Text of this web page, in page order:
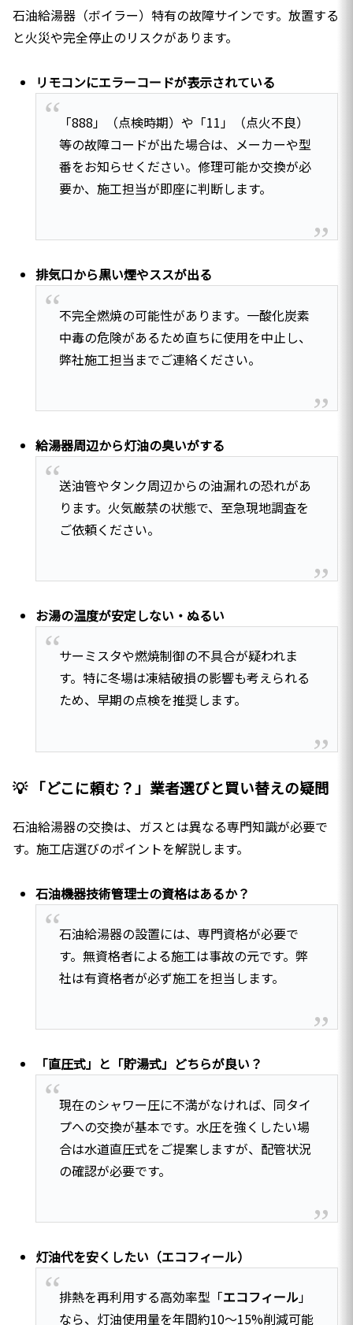
石油給湯器（ボイラー）特有の故障サインです。放置する
と火災や完全停止のリスクがあります。
リモコンにエラーコードが表示されている
「888」（点検時期）や「11」（点火不良）
等の故障コードが出た場合は、メーカーや型
番をお知らせください。修理可能か交換が必
要か、施工担当が即座に判断します。
排気口から黒い煙やススが出る
不完全燃焼の可能性があります。一酸化炭素
中毒の危険があるため直ちに使用を中止し、
弊社施工担当までご連絡ください。
給湯器周辺から灯油の臭いがする
送油管やタンク周辺からの油漏れの恐れがあ
ります。火気厳禁の状態で、至急現地調査を
ご依頼ください。
お湯の温度が安定しない・ぬるい
サーミスタや燃焼制御の不具合が疑われま
す。特に冬場は凍結破損の影響も考えられる
ため、早期の点検を推奨します。
💡 「どこに頼む？」業者選びと買い替えの疑問
石油給湯器の交換は、ガスとは異なる専門知識が必要で
す。施工店選びのポイントを解説します。
石油機器技術管理士の資格はあるか？
石油給湯器の設置には、専門資格が必要で
す。無資格者による施工は事故の元です。弊
社は有資格者が必ず施工を担当します。
「直圧式」と「貯湯式」どちらが良い？
現在のシャワー圧に不満がなければ、同タイ
プへの交換が基本です。水圧を強くしたい場
合は水道直圧式をご提案しますが、配管状況
の確認が必要です。
灯油代を安くしたい（エコフィール）
排熱を再利用する高効率型「エコフィール」
なら、灯油使用量を年間約10〜15%削減可能